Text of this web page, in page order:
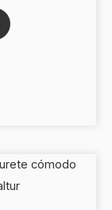
Este